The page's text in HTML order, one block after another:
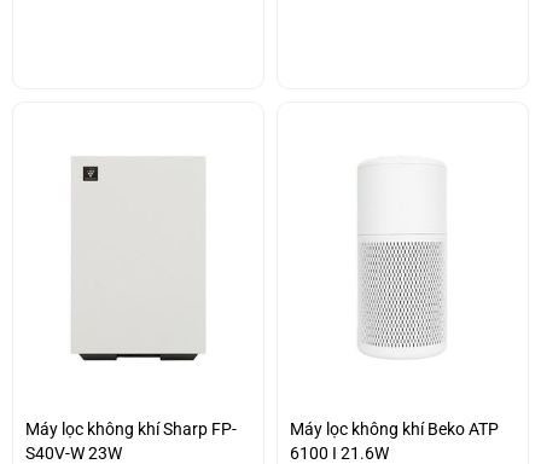
Máy lọc không khí Sharp FP-
S40V-W 23W
Máy lọc không khí Beko ATP
6100 I 21.6W